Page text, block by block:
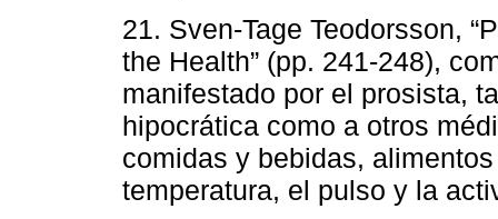
21. Sven-Tage Teodorsson,
the Health” (pp. 241-248),
manifestado por el prosista,
hipocrática como a otros
comidas y bebidas,
temperatura, el pulso y la